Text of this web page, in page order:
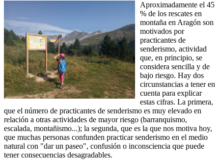
Aproximadamente el 45
% de los rescates en
montaña en Aragón son
motivados por
practicantes de
senderismo, actividad
que, en principio, se
considera sencilla y de
bajo riesgo. Hay dos
circunstancias a tener en
cuenta para explicar
estas cifras. La primera,
que el número de practicantes de senderismo es muy elevado en
relación a otras actividades de mayor riesgo (barranquismo,
escalada, montañismo...); la segunda, que es la que nos motiva hoy,
que muchas personas confunden practicar senderismo en el medio
natural con "dar un paseo", confusión o inconsciencia que puede
tener consecuencias desagradables.